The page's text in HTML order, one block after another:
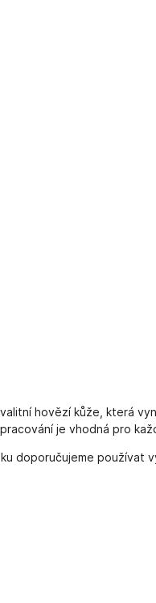
hovězí kůže, která
je vhodná pro
doporučujeme používat